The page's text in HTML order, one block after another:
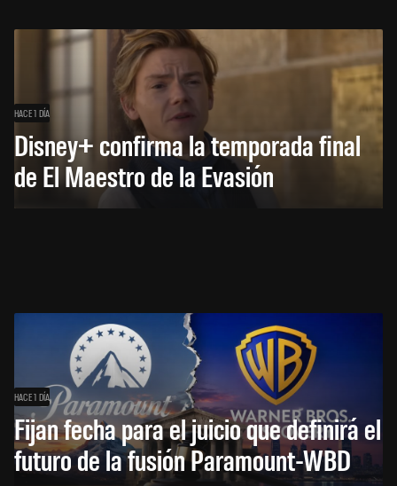
HACE 1 DÍA
Disney+ confirma la temporada final
de El Maestro de la Evasión
HACE 1 DÍA
Fijan fecha para el juicio que definirá el
futuro de la fusión Paramount-WBD